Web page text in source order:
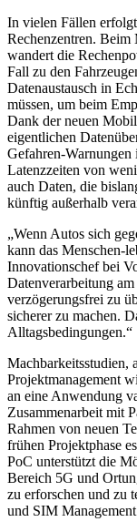
In vielen Fällen
Rechenzentren.
wandert die
Fall zu den
Datenaustausch in
müssen, um beim
Dank der neuen
eigentlichen
Gefahren-
Latenzzeiten von
auch Daten, die
künftig außerhalb
„Wenn Autos sich
kann das Menschen-
Innovationschef bei
Datenverarbeitung
verzögerungsfrei zu
sicherer zu machen.
Alltagsbedingungen.“
Machbarkeitsstudien,
Projektmanagement
an eine Anwendung
Zusammenarbeit mit
Rahmen von neuen
frühen Projektphase
PoC unterstützt die
Bereich 5G und
zu erforschen und zu
und SIM